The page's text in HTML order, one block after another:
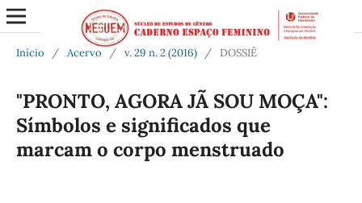
Início / Acervo / v. 29 n. 2 (2016) / DOSSIÊ
"PRONTO, AGORA JÃ SOU MOÇA":
Símbolos e significados que
marcam o corpo menstruado